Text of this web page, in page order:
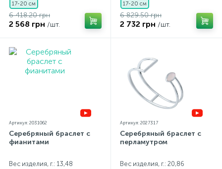
17-20 см
6 418.20 грн
2 568 грн /шт.
17-20 см
6 829.50 грн
2 732 грн /шт.
Артикул: 2031062
Серебряный браслет с
фианитами
Вес изделия, г.: 13,48
Артикул: 2027317
Серебряный браслет с
перламутром
Вес изделия, г.: 20,86